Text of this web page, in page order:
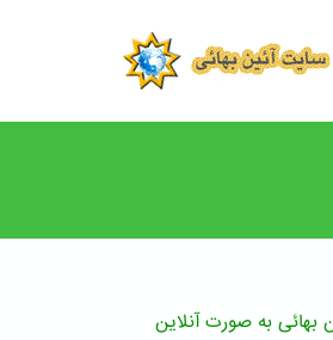
بهائی به صورت آنلاین